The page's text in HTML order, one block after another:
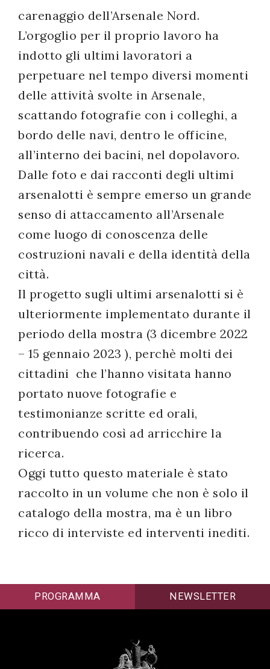
carenaggio dell’Arsenale Nord.
L’orgoglio per il proprio lavoro ha
indotto gli ultimi lavoratori a
perpetuare nel tempo diversi momenti
delle attività svolte in Arsenale,
scattando fotografie con i colleghi, a
bordo delle navi, dentro le officine,
all’interno dei bacini, nel dopolavoro.
Dalle foto e dai racconti degli ultimi
arsenalotti è sempre emerso un grande
senso di attaccamento all’Arsenale
come luogo di conoscenza delle
costruzioni navali e della identità della
città.
Il progetto sugli ultimi arsenalotti si è
ulteriormente implementato durante il
periodo della mostra (3 dicembre 2022
– 15 gennaio 2023 ), perchè molti dei
cittadini che l’hanno visitata hanno
portato nuove fotografie e
testimonianze scritte ed orali,
contribuendo così ad arricchire la
ricerca.
Oggi tutto questo materiale è stato
raccolto in un volume che non è solo il
catalogo della mostra, ma è un libro
ricco di interviste ed interventi inediti.
PROGRAMMA NEWSLETTER